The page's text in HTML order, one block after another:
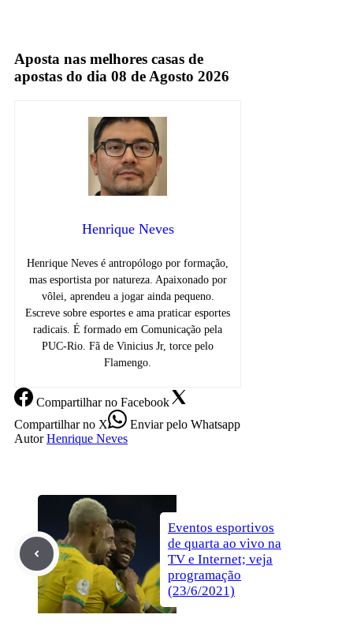
Aposta nas melhores casas de
apostas do dia 08 de Agosto 2026
Henrique Neves
Henrique Neves é antropólogo por formação,
mas esportista por natureza. Apaixonado por
vôlei, aprendeu a jogar ainda pequeno.
Escreve sobre esportes e ama praticar esportes
radicais. É formado em Comunicação pela
PUC-Rio. Fã de Vinicius Jr, torce pelo
Flamengo.
Compartilharno Facebook
Compartilharno X Enviarpelo Whatsapp
Autor Henrique Neves
Eventos esportivos
de quarta ao vivo na
TV e Internet; veja
programação
(23/6/2021)